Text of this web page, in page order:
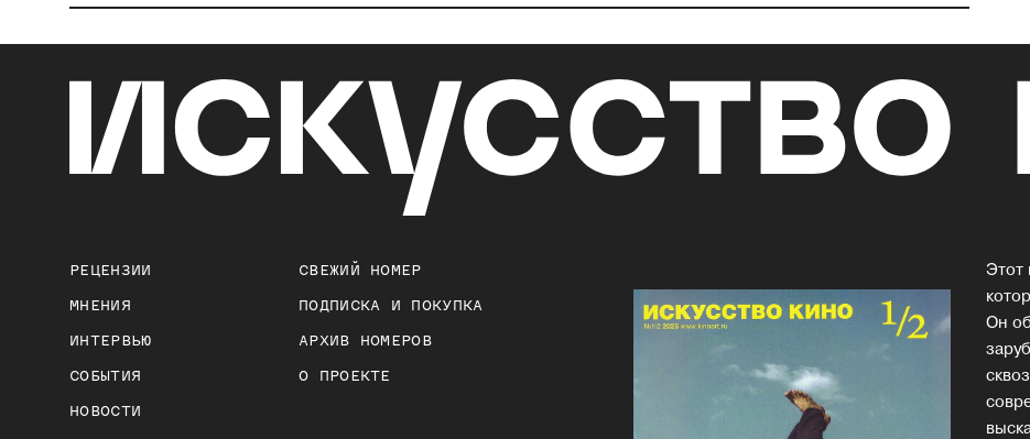
РЕЦЕНЗИИ
МНЕНИЯ
ИНТЕРВЬЮ
СОБЫТИЯ
НОВОСТИ
СВЕЖИЙ НОМЕР
ПОДПИСКА И ПОКУПКА
АРХИВ НОМЕРОВ
О ПРОЕКТЕ
Этот
Он